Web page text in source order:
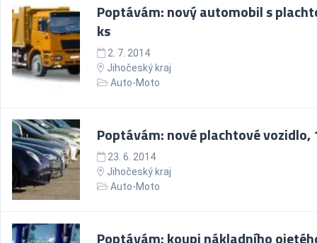
Poptávám: nový automobil s
ks
2. 7. 2014
Jihočeský kraj
Auto-Moto
Poptávám: nové plachtové vozidlo,
23. 6. 2014
Jihočeský kraj
Auto-Moto
Poptávám: koupi nákladního